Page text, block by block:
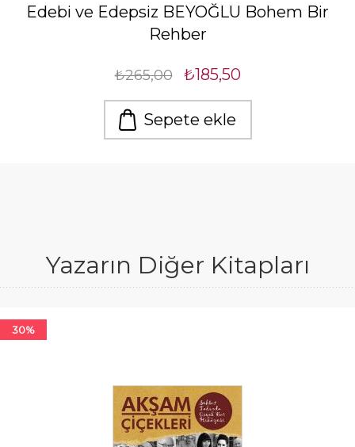
Edebi ve Edepsiz BEYOĞLU Bohem Bir
Rehber
₺265,00 ₺185,50
Sepete ekle
Yazarın Diğer Kitapları
30%